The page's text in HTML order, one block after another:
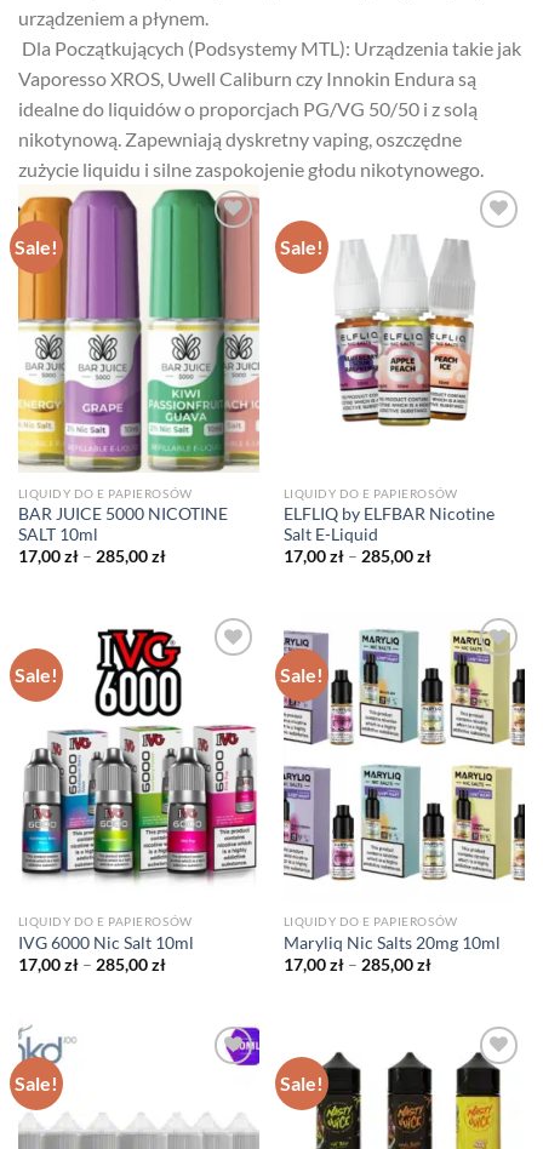
urządzeniem a płynem.
Dla Początkujących (Podsystemy MTL): Urządzenia takie jak
Vaporesso XROS, Uwell Caliburn czy Innokin Endura są
idealne do liquidów o proporcjach PG/VG 50/50 i z solą
nikotynową. Zapewniają dyskretny vaping, oszczędne
zużycie liquidu i silne zaspokojenie głodu nikotynowego.
Sale!
LIQUIDY DO E PAPIEROSÓW
BAR JUICE 5000 NICOTINE
SALT 10ml
17,00zł – 285,00złPrice
285,00 zł
Sale!
LIQUIDY DO E PAPIEROSÓW
ELFLIQ by ELFBAR Nicotine
Salt E-Liquid
17,00zł – 285,00złPrice
285,00 zł
Sale!
LIQUIDY DO E PAPIEROSÓW
IVG 6000 Nic Salt 10ml
17,00zł – 285,00złPrice
285,00 zł
Sale!
LIQUIDY DO E PAPIEROSÓW
Maryliq Nic Salts 20mg 10ml
17,00zł – 285,00złPrice
285,00 zł
Sale! Sale!